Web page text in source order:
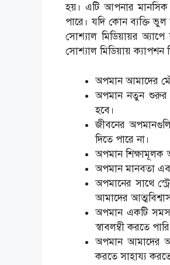
হয়। এটি আপনার মানসিক
পারে।যদি কোন ব্যক্তি ভুল
সোশ্যাল মিডিয়ায়র
সোশ্যাল মিডিয়ায় ক্যাপশন
অপমান আমাদের
অপমান নতুন শুরুর
হবে।
জীবনের
দিতে পারে না।
অপমান শিক্ষামূলক
অপমান মানবতা
অপমানের সাথে
আমাদের
অপমান একটি
স্বাবলম্বী করতে
অপমান আমাদের
করতে সাহায্য